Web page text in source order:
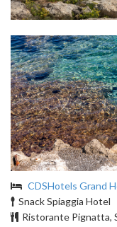
CDSHotels Grand
Snack Spiaggia Hotel
Ristorante Pignatta,